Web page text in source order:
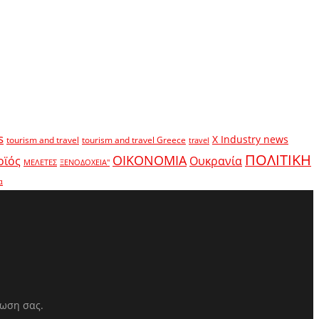
tourism and travel tourism and travel Greece travel X Industry news
ΜΕΛΕΤΕΣ ΞΕΝΟΔΟΧΕΙΑ" ΟΙΚΟΝΟΜΙΑ Ουκρανία ΠΟΛΙΤΙΚΗ
σας.